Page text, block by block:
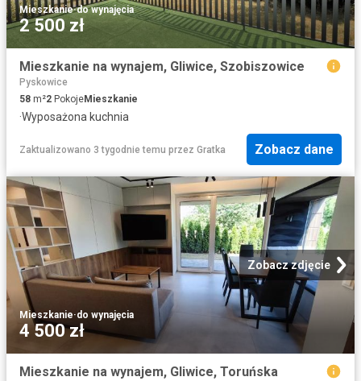
Mieszkanie·do wynajęcia
2 500 zł
Mieszkanie na wynajem, Gliwice, Szobiszowice
Pyskowice
58 m²2 PokojeMieszkanie
·Wyposażona kuchnia
Zaktualizowano 3 tygodnie temu przez Gratka Zobacz dane
Zobacz zdjęcie
Mieszkanie·do wynajęcia
4 500 zł
Mieszkanie na wynajem, Gliwice, Toruńska